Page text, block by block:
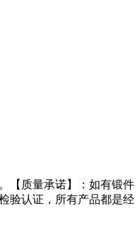
【质量承诺】：如有锻件
验认证，所有产品都是经